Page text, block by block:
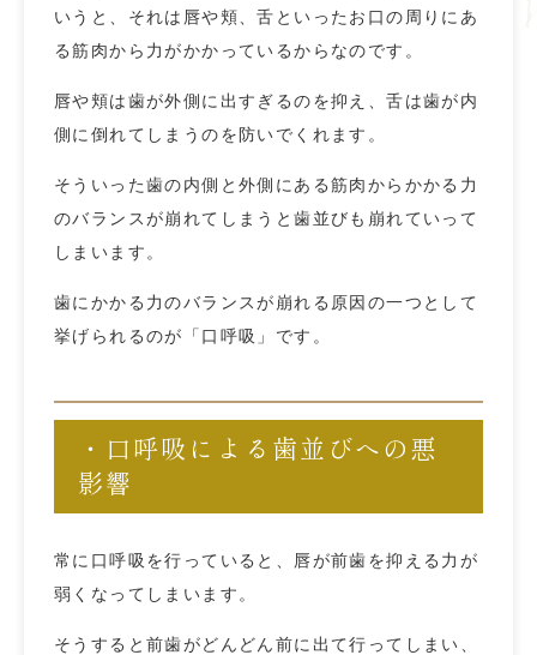
いうと、それは唇や頬、舌といったお口の周りにあ
る筋肉から力がかかっているからなのです。
唇や頬は歯が外側に出すぎるのを抑え、舌は歯が内
側に倒れてしまうのを防いでくれます。
そういった歯の内側と外側にある筋肉からかかる力
のバランスが崩れてしまうと歯並びも崩れていって
しまいます。
歯にかかる力のバランスが崩れる原因の一つとして
挙げられるのが「口呼吸」です。
・口呼吸による歯並びへの悪
影響
常に口呼吸を行っていると、唇が前歯を抑える力が
弱くなってしまいます。
そうすると前歯がどんどん前に出て行ってしまい、